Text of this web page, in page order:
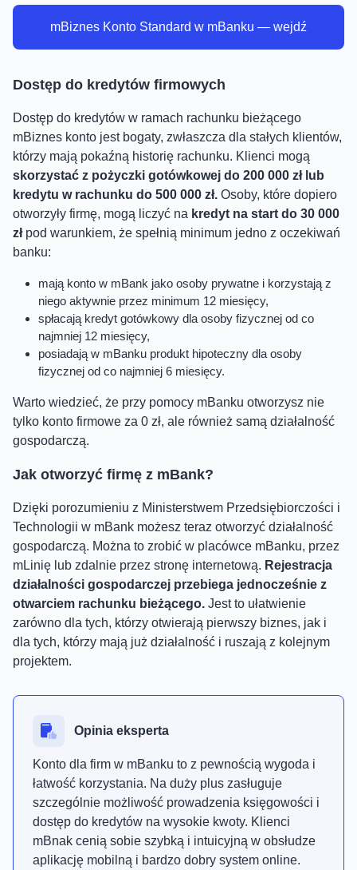
mBiznes Konto Standard w mBanku — wejdź
Dostęp do kredytów firmowych
Dostęp do kredytów w ramach rachunku bieżącego
mBiznes konto jest bogaty, zwłaszcza dla stałych klientów,
którzy mają pokaźną historię rachunku. Klienci mogą
skorzystać z pożyczki gotówkowej do 200 000 zł lub
kredytu w rachunku do 500 000 zł. Osoby, które dopiero
otworzyły firmę, mogą liczyć na kredyt na start do 30 000
złpod warunkiem, że spełnią minimum jedno z oczekiwań
banku:
mają konto w mBank jako osoby prywatne i korzystają z
niego aktywnie przez minimum 12 miesięcy,
spłacają kredyt gotówkowy dla osoby fizycznej od co
najmniej 12 miesięcy,
posiadają w mBanku produkt hipoteczny dla osoby
fizycznej od co najmniej 6 miesięcy.
Warto wiedzieć, że przy pomocy mBanku otworzysz nie
tylko konto firmowe za 0 zł, ale również samą działalność
gospodarczą.
Jak otworzyć firmę z mBank?
Dzięki porozumieniu z Ministerstwem Przedsiębiorczości i
Technologii w mBank możesz teraz otworzyć działalność
gospodarczą. Można to zrobić w placówce mBanku, przez
mLinię lub zdalnie przez stronę internetową. Rejestracja
działalności gospodarczej przebiega jednocześnie z
otwarciem rachunku bieżącego. Jest to ułatwienie
zarówno dla tych, którzy otwierają pierwszy biznes, jak i
dla tych, którzy mają już działalność i ruszają z kolejnym
projektem.
Opinia eksperta
Konto dla firm w mBanku to z pewnością wygoda i
łatwość korzystania. Na duży plus zasługuje
szczególnie możliwość prowadzenia księgowości i
dostęp do kredytów na wysokie kwoty. Klienci
mBnak cenią sobie szybką i intuicyjną w obsłudze
aplikację mobilną i bardzo dobry system online.